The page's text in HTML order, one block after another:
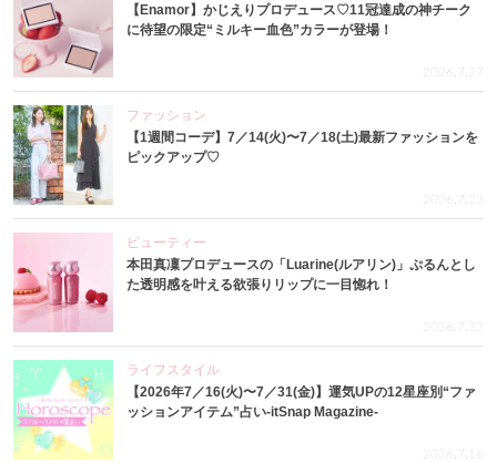
【Enamor】かじえりプロデュース♡11冠達成の神チーク
に待望の限定“ミルキー血色”カラーが登場！
2026.7.27
ファッション
【1週間コーデ】7／14(火)〜7／18(土)最新ファッションを
ピックアップ♡
2026.7.23
ビューティー
本田真凜プロデュースの「Luarine(ルアリン)」ぷるんとし
た透明感を叶える欲張りリップに一目惚れ！
2026.7.22
ライフスタイル
【2026年7／16(火)〜7／31(金)】運気UPの12星座別“ファ
ッションアイテム”占い-itSnap Magazine-
2026.7.16